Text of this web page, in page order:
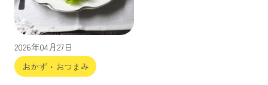
2026年04月27日
おかず・おつまみ